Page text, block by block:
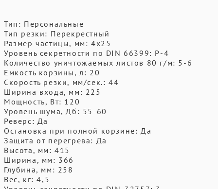
Тип: Персональные
Тип резки: Перекрестный
Размер частицы, мм: 4x25
Уровень секретности по DIN 66399: P-4
Количество уничтожаемых листов 80 г/м: 5-6
Емкость корзины, л: 20
Скорость резки, мм/сек.: 44
Ширина входа, мм: 225
Мощность, Вт: 120
Уровень шума, Дб: 55-60
Реверс: Да
Остановка при полной корзине: Да
Защита от перегрева: Да
Высота, мм: 415
Ширина, мм: 366
Глубина, мм: 258
Вес, кг: 4,5